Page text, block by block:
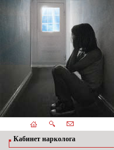
Кабинет нарколога